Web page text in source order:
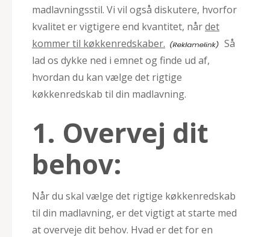
madlavningsstil. Vi vil også diskutere, hvorfor
kvalitet er vigtigere end kvantitet, nårdet
kommer til køkkenredskaber.
Så
lad os dykke ned i emnet og finde ud af,
hvordan du kan vælge det rigtige
køkkenredskab til din madlavning.
1. Overvej dit
behov:
Når du skal vælge det rigtige køkkenredskab
til din madlavning, er det vigtigt at starte med
at overveje dit behov. Hvad er det for en